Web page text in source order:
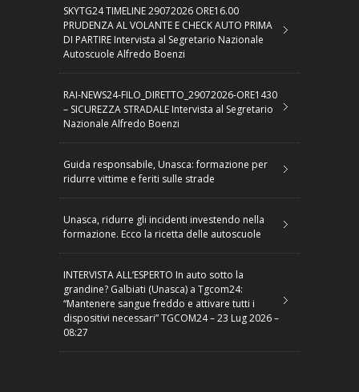
SKYTG24 TIMELINE 29072026 ORE16.00
PRUDENZA AL VOLANTE E CHECK AUTO PRIMA
DI PARTIRE Intervista al Segretario Nazionale
Autoscuole Alfredo Boenzi
RAI-NEWS24-FILO_DIRETTO_29072026-ORE1430
– SICUREZZA STRADALE Intervista al Segretario
Nazionale Alfredo Boenzi
Guida responsabile, Unasca: formazione per
ridurre vittime e feriti sulle strade
Unasca, ridurre gli incidenti investendo nella
formazione. Ecco la ricetta delle autoscuole
INTERVISTA ALL’ESPERTO In auto sotto la
grandine? Galbiati (Unasca) a Tgcom24:
“Mantenere sangue freddo e attivare tutti i
dispositivi necessari” TGCOM24 – 23 Lug 2026 –
08:27